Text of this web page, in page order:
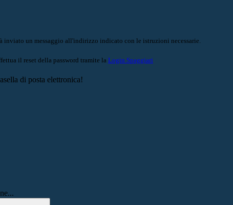
inviato un messaggio all'indirizzo indicato con le istruzioni necessarie.
il reset della password tramite la Login Spaggiari
di posta elettronica!